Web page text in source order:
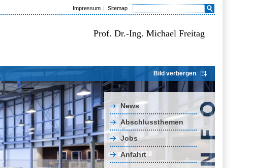
Impressum Sitemap
Prof. Dr.-Ing. Michael Freitag
Bild verbergen
News
Abschlussthemen
Jobs
Anfahrt